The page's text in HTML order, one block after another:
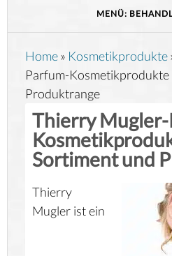
Home» Kosmetikprodukte
Parfum-Kosmetikprodukte
Produktrange
Thierry
Sortiment und
Thierry
Mugler ist ein